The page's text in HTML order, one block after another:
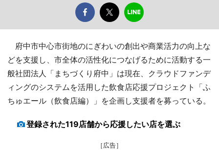
府中市中心市街地のにぎわいの創出や商業活力の向上な
どを支援し、市全体の活性化につなげるために活動する一
般社団法人「まちづくり府中」は現在、クラウドファンデ
ィングのシステムを活用した飲食店応援プロジェクト「ふ
ちゅエール（飲食店編）」を企画し支援者を募っている。
登録された119店舗から応援したい店を選ぶ
［広告］